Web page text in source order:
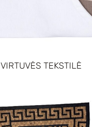
VIRTUVĖS TEKSTILĖ